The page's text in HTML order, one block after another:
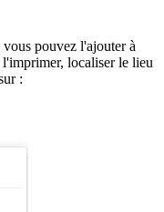
pouvez l'ajouter à
localiser le lieu
: